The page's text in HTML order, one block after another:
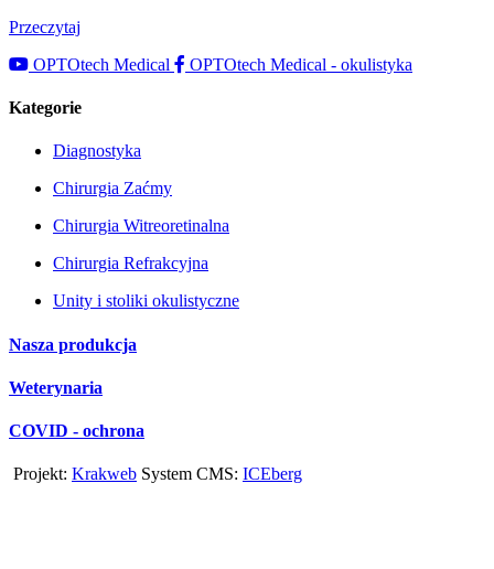
Przeczytaj
OPTOtech Medical
OPTOtech Medical - okulistyka
Kategorie
Diagnostyka
Chirurgia Zaćmy
Chirurgia Witreoretinalna
Chirurgia Refrakcyjna
Unity i stoliki okulistyczne
Nasza produkcja
Weterynaria
COVID - ochrona
Projekt: Krakweb System CMS: ICEberg